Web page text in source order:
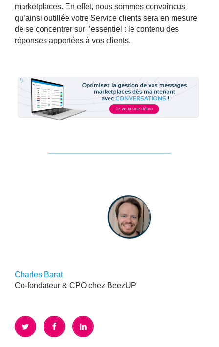
marketplaces. En effet, nous sommes convaincus
qu’ainsi outillée votre Service clients sera en mesure
de se concentrer sur l’essentiel : le contenu des
réponses apportées à vos clients.
Charles Barat
Co-fondateur & CPO chez BeezUP